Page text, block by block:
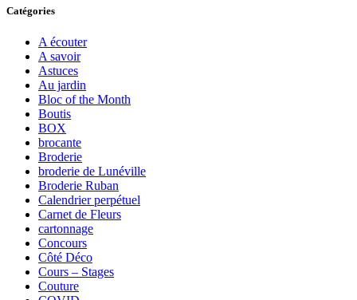
Catégories
A écouter
A savoir
Astuces
Au jardin
Bloc of the Month
Boutis
BOX
brocante
Broderie
broderie de Lunéville
Broderie Ruban
Calendrier perpétuel
Carnet de Fleurs
cartonnage
Concours
Côté Déco
Cours – Stages
Couture